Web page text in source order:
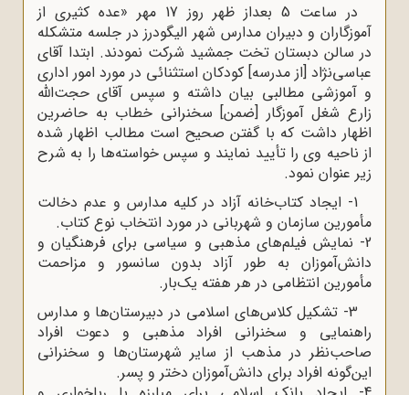
در ساعت 5 بعداز ظهر روز 17 مهر «عده کثیری از
آموزگاران و دبیران مدارس شهر الیگودرز در جلسه متشکله
در سالن دبستان تخت جمشید شرکت نمودند. ابتدا آقای
عباسی‌نژاد [از مدرسه] کودکان استثنائی در مورد امور اداری
و آموزشی مطالبی بیان داشته و سپس آقای حجت‌اللّه
زارع شغل آموزگار [ضمن] سخنرانی خطاب به حاضرین
اظهار داشت که با گفتن صحیح است مطالب اظهار شده
از ناحیه وی را تأیید نمایند و سپس خواسته‌ها را به شرح
زیر عنوان نمود.
1- ایجاد کتاب‌خانه آزاد در کلیه مدارس و عدم دخالت
مأمورین سازمان و شهربانی در مورد انتخاب نوع کتاب.
2- نمایش فیلم‌های مذهبی و سیاسی برای فرهنگیان و
دانش‌آموزان به طور آزاد بدون سانسور و مزاحمت
مأمورین انتظامی در هر هفته یک‌بار.
3- تشکیل کلاس‌های اسلامی در دبیرستان‌ها و مدارس
راهنمایی و سخنرانی افراد مذهبی و دعوت افراد
صاحب‌نظر در مذهب از سایر شهرستان‌ها و سخنرانی
این‌گونه افراد برای دانش‌آموزان دختر و پسر.